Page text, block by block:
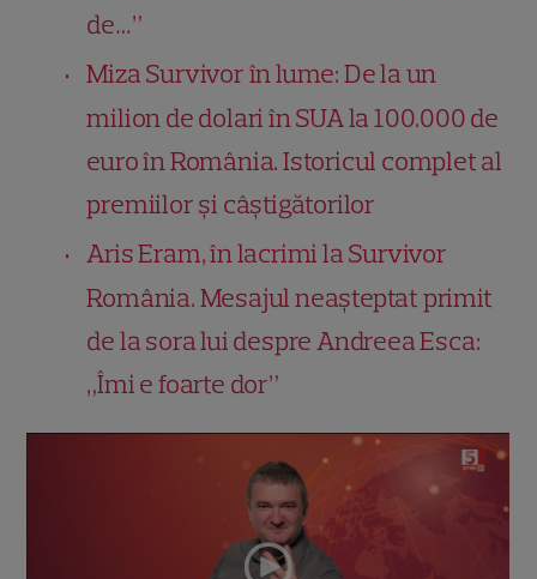
de…”
Miza Survivor în lume: De la un
milion de dolari în SUA la 100.000 de
euro în România. Istoricul complet al
premiilor și câștigătorilor
Aris Eram, în lacrimi la Survivor
România. Mesajul neașteptat primit
de la sora lui despre Andreea Esca:
„Îmi e foarte dor”